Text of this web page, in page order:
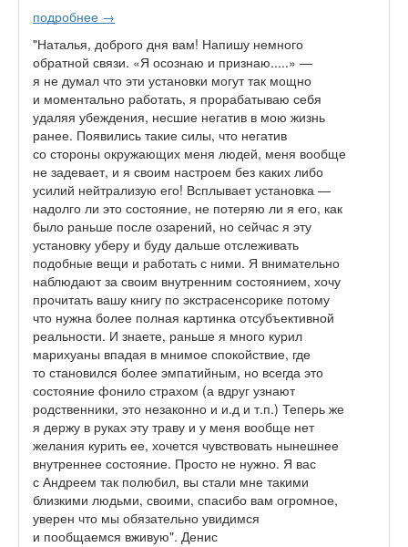
подробнее →
"Наталья, доброго дня вам! Напишу немного
обратной связи. «Я осознаю и признаю.....» —
я не думал что эти установки могут так мощно
и моментально работать, я прорабатываю себя
удаляя убеждения, несшие негатив в мою жизнь
ранее. Появились такие силы, что негатив
со стороны окружающих меня людей, меня вообще
не задевает, и я своим настроем без каких либо
усилий нейтрализую его! Всплывает установка —
надолго ли это состояние, не потеряю ли я его, как
было раньше после озарений, но сейчас я эту
установку уберу и буду дальше отслеживать
подобные вещи и работать с ними. Я внимательно
наблюдают за своим внутренним состоянием, хочу
прочитать вашу книгу по экстрасенсорике потому
что нужна более полная картинка отсубъективной
реальности. И знаете, раньше я много курил
марихуаны впадая в мнимое спокойствие, где
то становился более эмпатийным, но всегда это
состояние фонило страхом (а вдруг узнают
родственники, это незаконно и и.д и т.п.) Теперь же
я держу в руках эту траву и у меня вообще нет
желания курить ее, хочется чувствовать нынешнее
внутреннее состояние. Просто не нужно. Я вас
с Андреем так полюбил, вы стали мне такими
близкими людьми, своими, спасибо вам огромное,
уверен что мы обязательно увидимся
и пообщаемся вживую". Денис